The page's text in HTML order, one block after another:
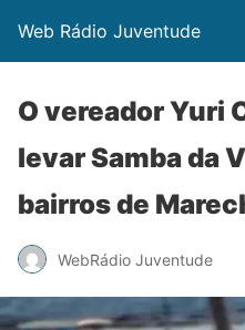
Web Rádio Juventude
O vereador Yuri
levar Samba da
bairros de
WebRádio Juventude